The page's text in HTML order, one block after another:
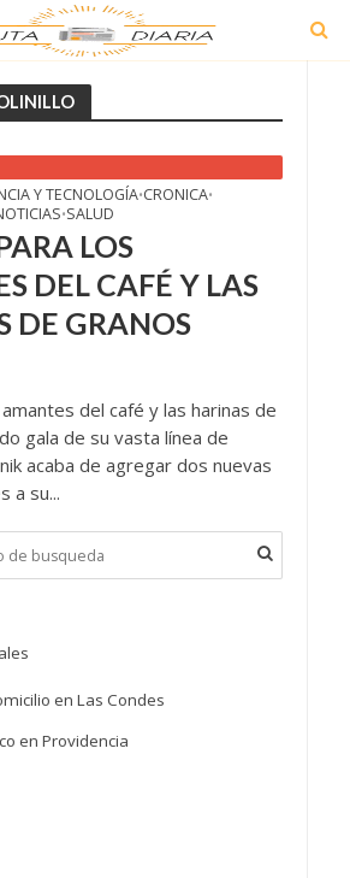
Y TECNOLOGÍA•CRONICA•
•SALUD
LOS
DEL CAFÉ Y LAS
DE GRANOS
del café y las harinas de
gala de su vasta línea de
acaba de agregar dos nuevas
a su...
en Las Condes
en Providencia